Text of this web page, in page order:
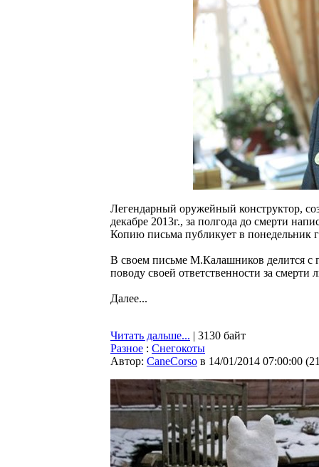
Легендарный оружейный конструктор,
декабре 2013г., за полгода до смерти
Копию письма публикует в понедельник
В своем письме М.Калашников делится
поводу своей ответственности за
Далее...
Читать дальше... | 3130 байт
Разное : Снегокоты
Автор: CaneCorso в 14/01/2014 07:00:00 (